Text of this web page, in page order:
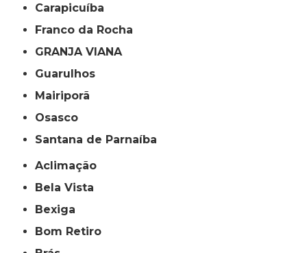
Carapicuíba
Franco da Rocha
GRANJA VIANA
Guarulhos
Mairiporã
Osasco
Santana de Parnaíba
Aclimação
Bela Vista
Bexiga
Bom Retiro